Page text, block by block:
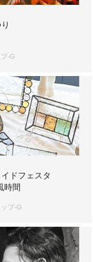
-G
ドフェスタ
時間
プ-G